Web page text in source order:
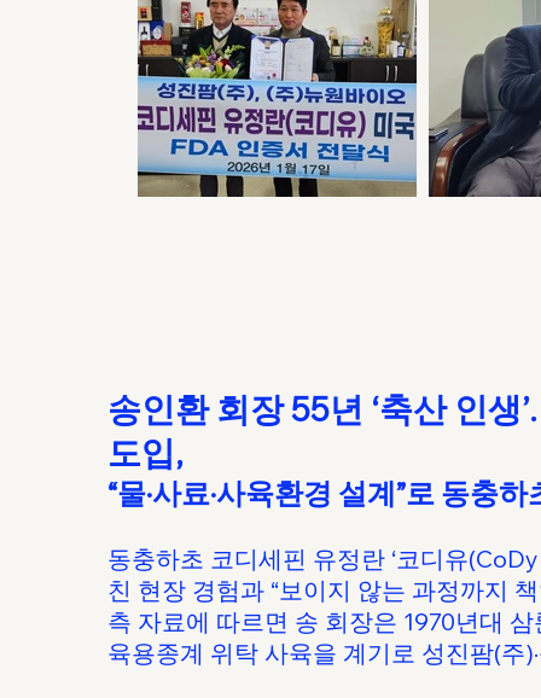
송인환 회장 55년 ‘축산 인생
도입,
“물·사료·사육환경 설계”로 동충
동충하초 코디세핀 유정란 ‘코디유
친 현장 경험과 “보이지 않는 과정까지
측 자료에 따르면 송 회장은 1970년대
육용종계 위탁 사육을 계기로 성진팜(주